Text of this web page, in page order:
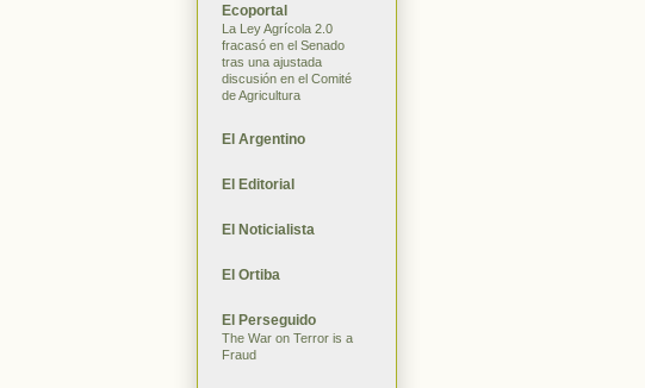
Ecoportal
La Ley Agrícola 2.0
fracasó en el Senado
tras una ajustada
discusión en el Comité
de Agricultura
El Argentino
El Editorial
El Noticialista
El Ortiba
El Perseguido
The War on Terror is a
Fraud